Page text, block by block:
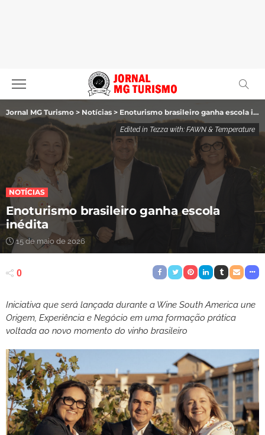
Jornal MG Turismo > Notícias > Enoturismo brasileiro ganha escola inédita
NOTÍCIAS
Enoturismo brasileiro ganha escola
inédita
15 de maio de 2026
Edited in Tezza with: FAWN & Temperature
0
Iniciativa que será lançada durante a Wine South America une
Origem, Experiência e Negócio em uma formação prática
voltada ao novo momento do vinho brasileiro